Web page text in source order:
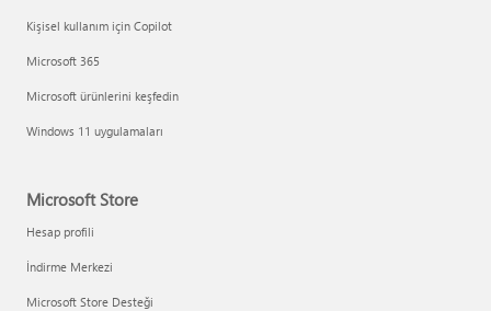
Kişisel kullanım için Copilot
Microsoft 365
Microsoft ürünlerini keşfedin
Windows 11 uygulamaları
Microsoft Store
Hesap profili
İndirme Merkezi
Microsoft Store Desteği